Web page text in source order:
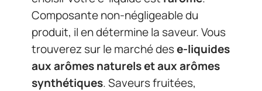
Composante non-négligeable du
produit, il en détermine la saveur. Vous
trouverez sur le marché dese-liquides
auxarômes naturels et aux arômes
synthétiques. Saveurs fruitées,